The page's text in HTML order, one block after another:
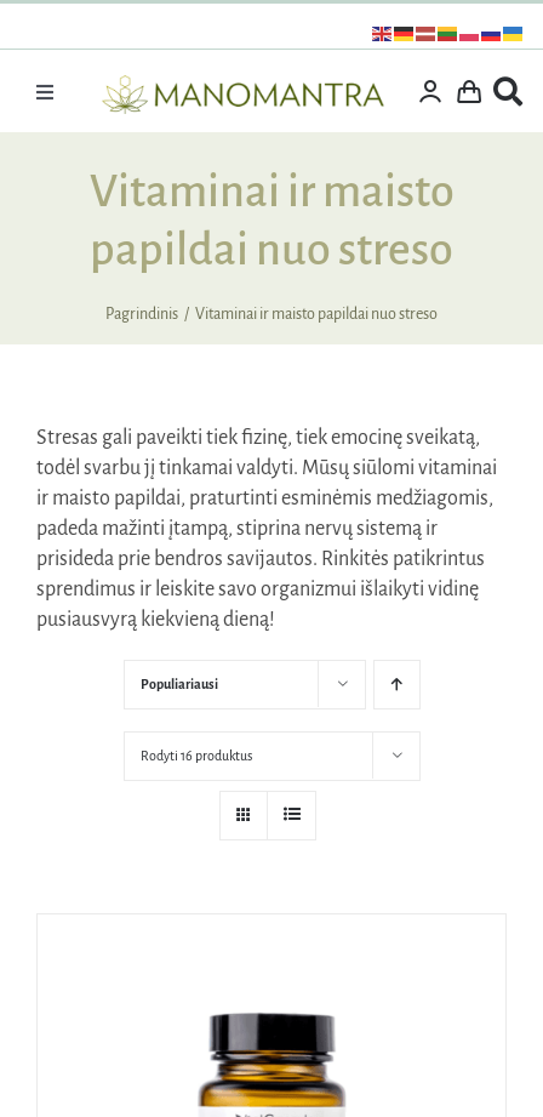
turinį
Toggle
Išpardavimas
Vitaminai ir maisto papildai
Rinkiniai
Kita produkcija
Apie mus
Naudinga žinoti
Vitaminai ir maisto
papildai nuo streso
Pagrindinis Vitaminai ir maisto papildai nuo streso
Stresas gali paveikti tiek fizinę, tiek emocinę sveikatą,
todėl svarbu jį tinkamai valdyti. Mūsų siūlomi vitaminai
ir maisto papildai, praturtinti esminėmis medžiagomis,
padeda mažinti įtampą, stiprina nervų sistemą ir
prisideda prie bendros savijautos. Rinkitės patikrintus
sprendimus ir leiskite savo organizmui išlaikyti vidinę
pusiausvyrą kiekvieną dieną!
Populiariausi
Rodyti 16 produktus